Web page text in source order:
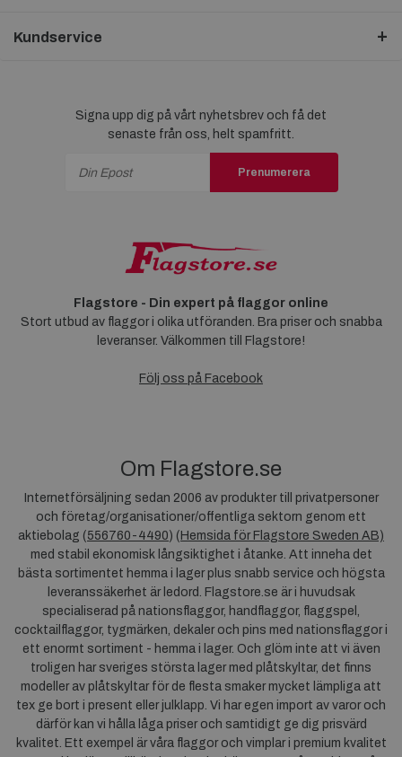
Kundservice
Signa upp dig på vårt nyhetsbrev och få det
senaste från oss, helt spamfritt.
Prenumerera
Flagstore - Din expert på flaggor online
Stort utbud av flaggor i olika utföranden. Bra priser och snabba
leveranser. Välkommen till Flagstore!
Följ oss på Facebook
Om Flagstore.se
Internetförsäljning sedan 2006 av produkter till privatpersoner
och företag/organisationer/offentliga sektorn genom ett
aktiebolag (556760-4490) ( Hemsida för Flagstore Sweden AB)
med stabil ekonomisk långsiktighet i åtanke. Att inneha det
bästa sortimentet hemma i lager plus snabb service och högsta
leveranssäkerhet är ledord. Flagstore.se är i huvudsak
specialiserad på nationsflaggor, handflaggor, flaggspel,
cocktailflaggor, tygmärken, dekaler och pins med nationsflaggor i
ett enormt sortiment - hemma i lager. Och glöm inte att vi även
troligen har sveriges största lager med plåtskyltar, det finns
modeller av plåtskyltar för de flesta smaker mycket lämpliga att
tex ge bort i present eller julklapp. Vi har egen import av varor och
därför kan vi hålla låga priser och samtidigt ge dig prisvärd
kvalitet. Ett exempel är våra flaggor och vimplar i premium kvalitet